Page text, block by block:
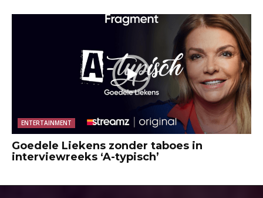
ENTERTAINMENT
Goedele Liekens zonder taboes in
interviewreeks ‘A-typisch’